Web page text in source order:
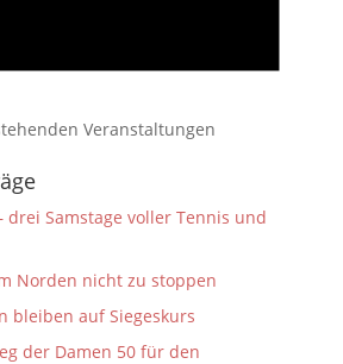
Veranstaltungen
drei Samstage voller Tennis und
Norden nicht zu stoppen
bleiben auf Siegeskurs
der Damen 50 für den